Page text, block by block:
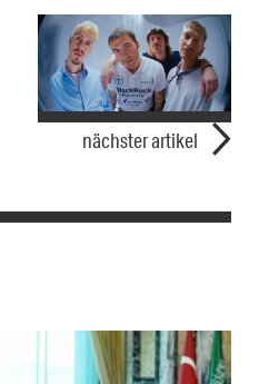
nächster artikel